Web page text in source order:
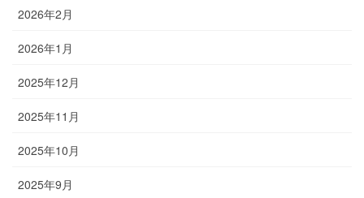
2026年2月
2026年1月
2025年12月
2025年11月
2025年10月
2025年9月